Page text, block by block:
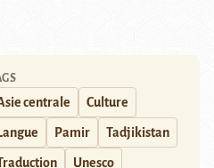
centrale Culture
Langue Pamir Tadjikistan
Unesco